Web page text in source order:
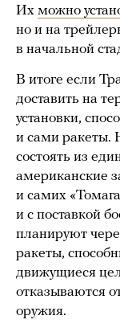
Их можно
но и на
в начальной
В итоге если
доставить на
установки,
и сами ракеты.
состоять из
американские
и самих
и с поставкой
планируют
ракеты,
движущиеся
отказываются
оружия.